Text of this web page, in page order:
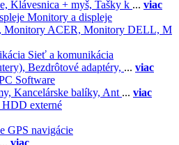
Klávesnica + myš, Tašky k ... viac
Monitory a displeje
Monitory ACER, Monitory DELL, M
Sieť a komunikácia
Bezdrôtové adaptéry, ... viac
Software
Kancelárske balíky, Ant ... viac
HDD externé
GPS navigácie
... viac